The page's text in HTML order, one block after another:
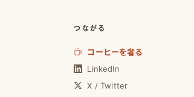
つながる
コーヒーを奢る
LinkedIn
X / Twitter